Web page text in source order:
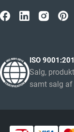
ISO
Salg,
samt salg af